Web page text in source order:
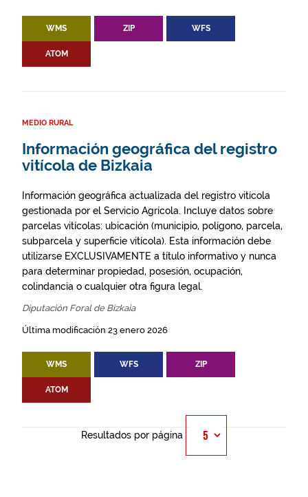
WMS ZIP WFS
ATOM
MEDIO RURAL
Información geográfica del registro
vitícola de Bizkaia
Información geográfica actualizada del registro vitícola
gestionada por el Servicio Agrícola. Incluye datos sobre
parcelas vitícolas: ubicación (municipio, polígono, parcela,
subparcela y superficie vitícola). Esta información debe
utilizarse EXCLUSIVAMENTE a título informativo y nunca
para determinar propiedad, posesión, ocupación,
colindancia o cualquier otra figura legal.
Diputación Foral de Bizkaia
Última modificación 23 enero 2026
WMS WFS ZIP
ATOM
Resultados por página